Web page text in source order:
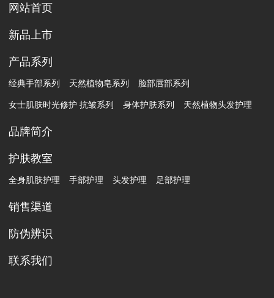
网站首页
新品上市
产品系列
经典手部系列 天然植物皂系列 脸部唇部系列
女士肌肤时光修护 抗皱系列 身体护肤系列 天然植物头发护理
品牌简介
护肤教室
全身肌肤护理 手部护理 头发护理 足部护理
销售渠道
防伪辨识
联系我们